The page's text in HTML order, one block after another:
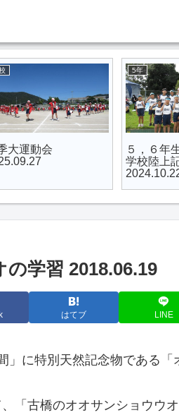
生 フローティング
ール 2025.09.10
5年
う～ん、
い‥!! 腰
～。 5.13
学習 2018.06.19
はてブ LINE
」に特別天然記念物である
「古橋のオオサンショウウ